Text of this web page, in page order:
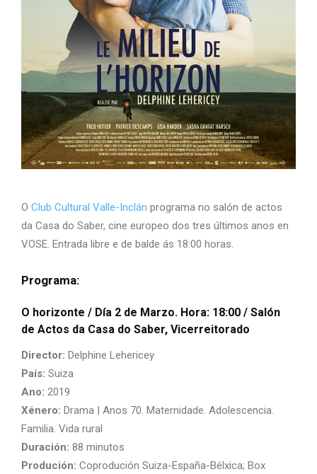
O Club Cultural Valle-Inclán programa no salón de actos
da Casa do Saber, cine europeo dos tres últimos anos en
VOSE. Entrada libre e de balde ás 18:00 horas.
Programa:
O horizonte / Día 2 de Marzo. Hora: 18:00 / Salón
de Actos da Casa do Saber, Vicerreitorado
Director: Delphine Lehericey
País: Suiza
Ano: 2019
Xénero: Drama | Anos 70. Maternidade. Adolescencia.
Familia. Vida rural
Duración: 88 minutos
Produción: Coprodución Suiza-España-Bélxica; Box